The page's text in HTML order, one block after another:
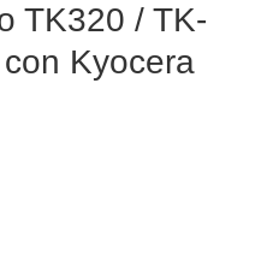
TK320 / TK-
Kyocera